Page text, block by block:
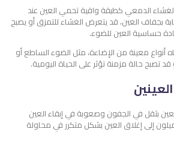
الدمعي كطبقة واقية تحمي العين عند
بجفاف العين، قد يتعرض الغشاء للتمزق أو يصبح
حساسية العين للضوء.
معينة من الإضاءة، مثل الضوء الساطع أو
تصبح حالة مزمنة تؤثر على الحياة اليومية.
بثقل في الجفون وصعوبة في إبقاء العين
إلى إغلاق العين بشكل متكرر في محاولة